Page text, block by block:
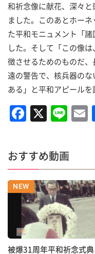
和祈念像に献花、深々
ました。このあとホー
た平和モニュメント「
した。そして「この像
徴させるためのものだ
遠の警告で、核兵器の
ある」と平和アピールを
F
a
c
e
b
o
o
k
X Li
n
e
l
おすすめ動画
被爆31周年平和祈念式